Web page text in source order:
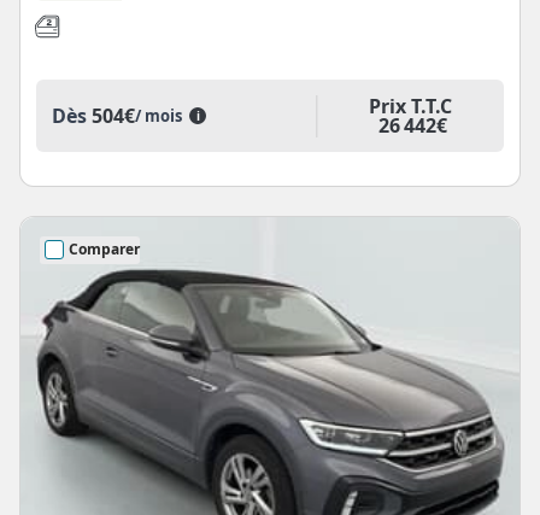
Dès504€/ mois i Prix T.T.C
26 442€
Comparer